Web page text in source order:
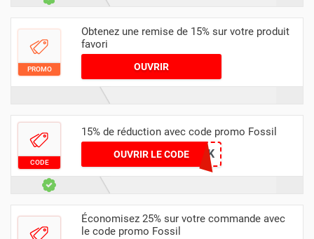
PROMO
Obtenez une remise de 15% sur votre produit
favori
OUVRIR
CODE
15% de réduction avec code promo Fossil
OUVRIR LE CODE
036KEMVO2K
Économisez 25% sur votre commande avec
le code promo Fossil